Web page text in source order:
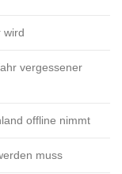
wird
vergessener
offline nimmt
muss